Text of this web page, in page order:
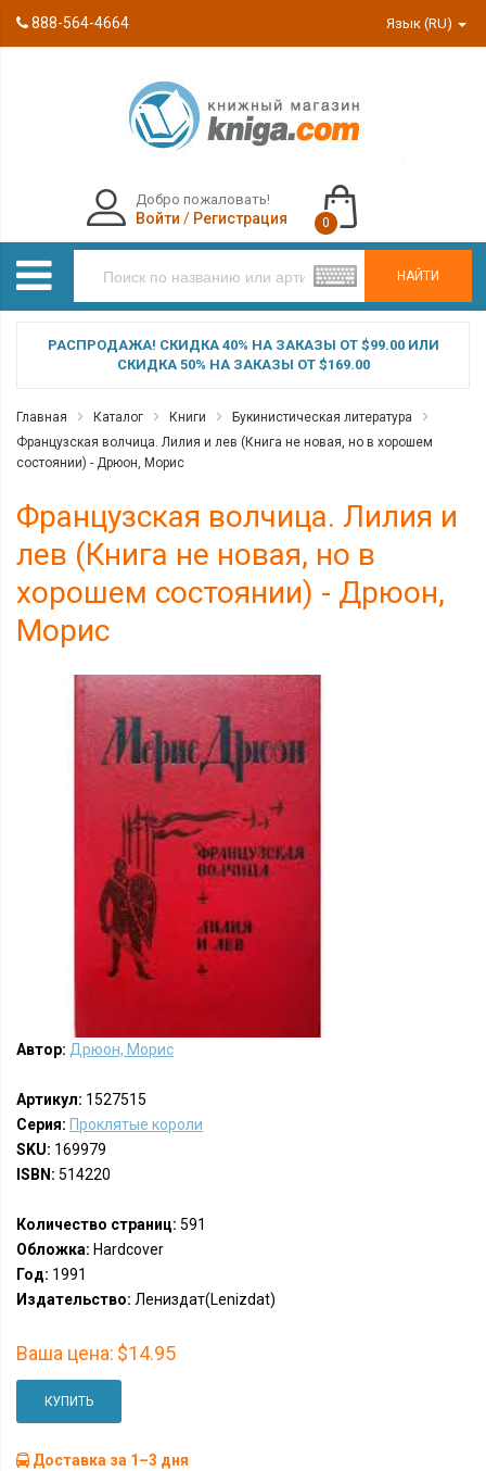
888-564-4664 Язык (RU)
НАЙТИ
Добро пожаловать!
Войти / Регистрация 0
РАСПРОДАЖА! СКИДКА 40% НА ЗАКАЗЫ ОТ $99.00 ИЛИ
СКИДКА 50% НА ЗАКАЗЫ ОТ $169.00
Главная Каталог Книги
Букинистическая литература
Французская волчица. Лилия и лев (Книга не новая, но в хорошем
состоянии) - Дрюон, Морис
Французская волчица. Лилия и
лев (Книга не новая, но в
хорошем состоянии) - Дрюон,
Морис
Автор: Дрюон, Морис
Артикул: 1527515
Серия: Проклятые короли
SKU: 169979
ISBN: 514220
Количество страниц: 591
Обложка: Hardcover
Год: 1991
Издательство: Лениздат(Lenizdat)
Ваша цена: $14.95
КУПИТЬ
Доставка за 1–3 дня